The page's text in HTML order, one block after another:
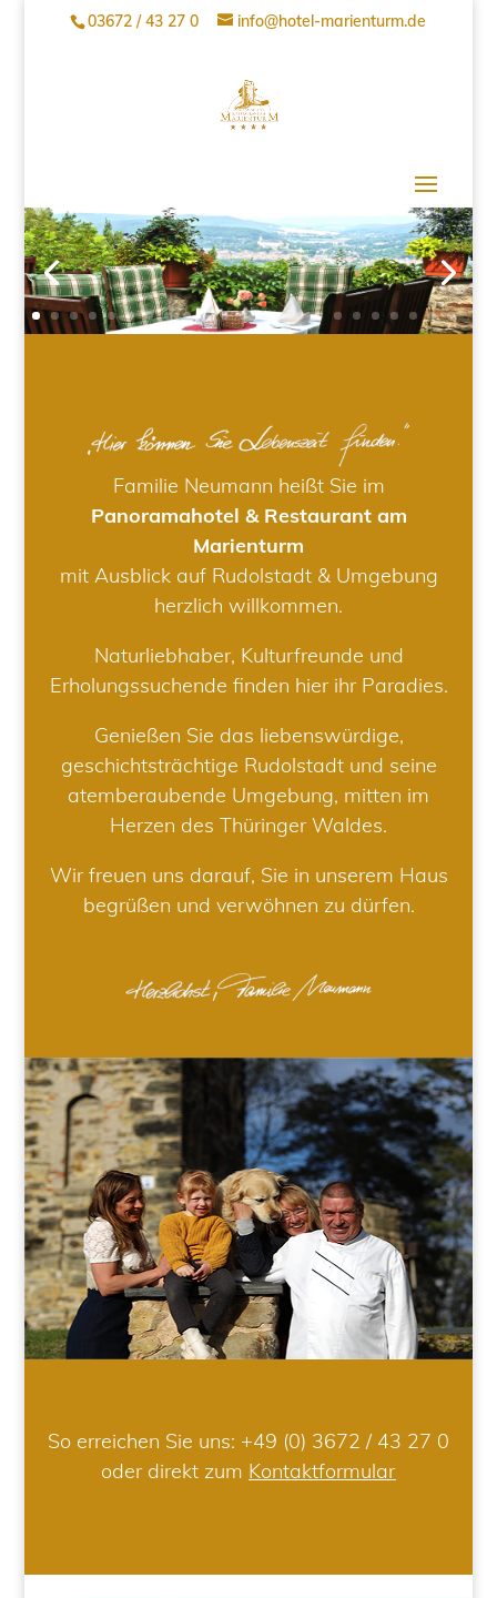
03672 / 43 27 0 info@hotel-marienturm.de
Familie Neumann heißt Sie im
Panoramahotel & Restaurant am
Marienturm
mit Ausblick auf Rudolstadt & Umgebung
herzlich willkommen.
Naturliebhaber, Kulturfreunde und
Erholungssuchende finden hier ihr Paradies.
Genießen Sie das liebenswürdige,
geschichtsträchtige Rudolstadt und seine
atemberaubende Umgebung, mitten im
Herzen des Thüringer Waldes.
Wir freuen uns darauf, Sie in unserem Haus
begrüßen und verwöhnen zu dürfen.
So erreichen Sie uns: +49 (0) 3672 / 43 27 0
oder direkt zum Kontaktformular